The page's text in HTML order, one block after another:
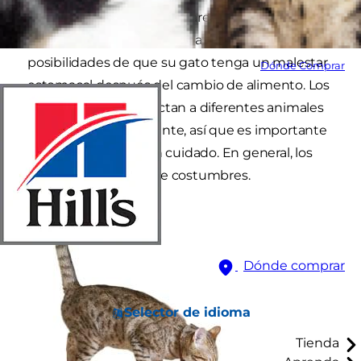
Dónde Comprar
Dónde comprar
Selector de idioma
Tienda
gradualmente incluso si parece gustarle a tu
gatito o gato. De esta forma se reducen las
posibilidades de que su gato tenga un malestar
estomacal después del cambio de alimento. Los
cambios de dieta afectan a diferentes animales
de una manera diferente, así que es importante
realizar el cambio con cuidado. En general, los
gatos son animales de costumbres.